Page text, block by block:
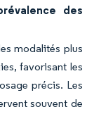
des
modalités plus
favorisant les
précis. Les
souvent de